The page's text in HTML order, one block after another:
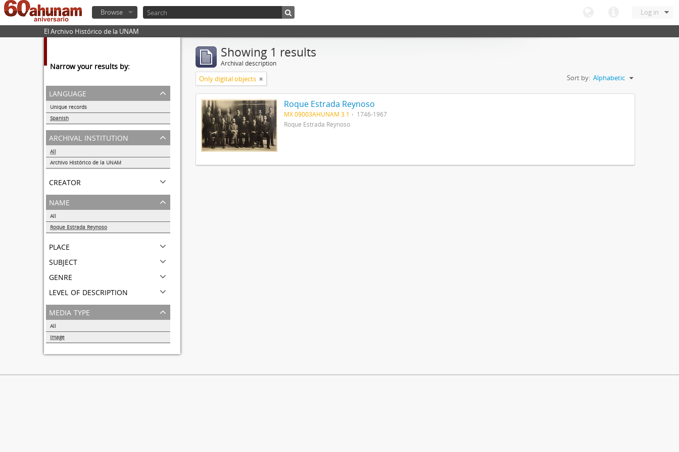
Log in
Browse
El Archivo Histórico de la UNAM
Narrow your results by:
language
Unique records
Spanish
1
archival institution
All
Archivo Histórico de la UNAM
creator
name
All
Roque Estrada Reynoso
place
subject
genre
level of description
media type
All
Image
Showing 1 results
Archival description
Only digital objects Sort by: Alphabetic
Roque Estrada Reynoso
MX 09003AHUNAM 3.1
1746-1967
Roque Estrada Reynoso